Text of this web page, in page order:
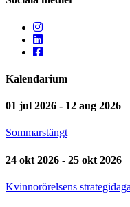
Kalendarium
01 jul 2026 - 12 aug 2026
Sommarstängt
24 okt 2026 - 25 okt 2026
Kvinnorörelsens